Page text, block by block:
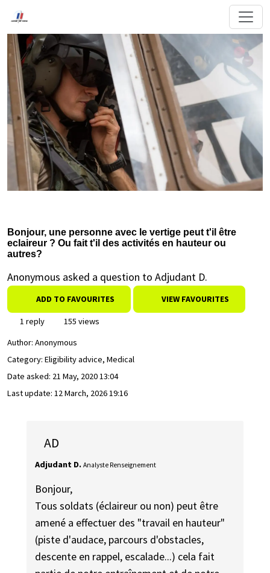
Bonjour, une personne avec le vertige peut t'il être
eclaireur ? Ou fait t'il des activités en hauteur ou
autres?
Anonymous asked a question to Adjudant D.
ADD TO FAVOURITES VIEW FAVOURITES
1 reply
155 views
Author: Anonymous
Category: Eligibility advice, Medical
Date asked: 21 May, 2020 13:04
Last update: 12 March, 2026 19:16
AD
Adjudant D. Analyste Renseignement
Bonjour,
Tous soldats (éclaireur ou non) peut être
amené a effectuer des "travail en hauteur"
(piste d'audace, parcours d'obstacles,
descente en rappel, escalade...) cela fait